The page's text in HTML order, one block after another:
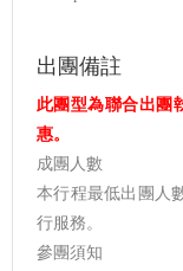
出團備註
此團型為聯合出團
惠。
成團人數
本行程最低出團人
行服務。
參團須知